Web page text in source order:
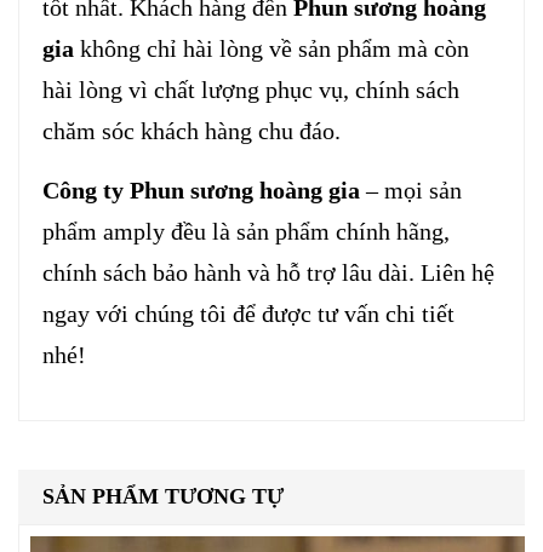
tốt nhất. Khách hàng đến Phun sương hoàng
gia không chỉ hài lòng về sản phẩm mà còn
hài lòng vì chất lượng phục vụ, chính sách
chăm sóc khách hàng chu đáo.
Công ty Phun sương hoàng gia– mọi sản
phẩm amply đều là sản phẩm chính hãng,
chính sách bảo hành và hỗ trợ lâu dài. Liên hệ
ngay với chúng tôi để được tư vấn chi tiết
nhé!
SẢN PHẨM TƯƠNG TỰ